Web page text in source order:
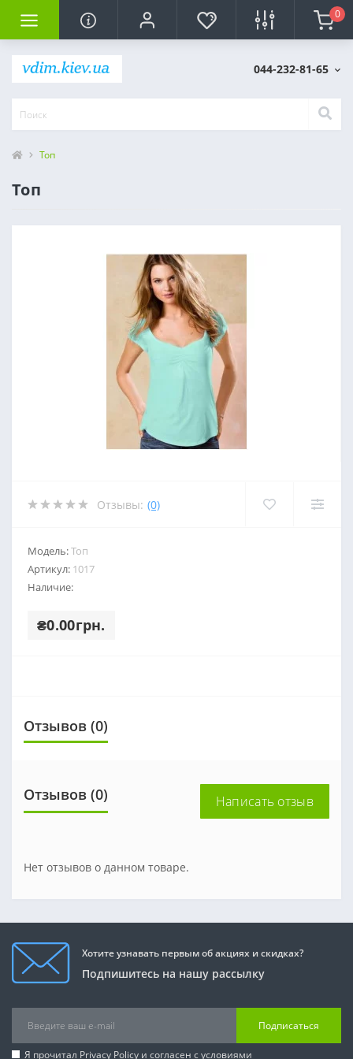
0
044-232-81-65
Топ
Топ
Отзывы: (0)
Модель:Топ
Артикул: 1017
Наличие:
₴0.00грн.
Отзывов (0)
Отзывов (0) Написать отзыв
Нет отзывов о данном товаре.
Хотите узнавать первым об акциях и скидках?
Подпишитесь на нашу рассылку
Подписаться
Я прочитал Privacy Policy и согласен с условиями